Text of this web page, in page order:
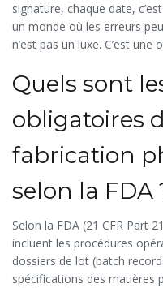
signature, chaque date,
un monde où les erreurs
n’est pas un luxe. C’est une
Quels sont
obligatoires
fabrication
selon la FDA
Selon la FDA (21 CFR Part
incluent les procédures
dossiers de lot (batch
spécifications des matières